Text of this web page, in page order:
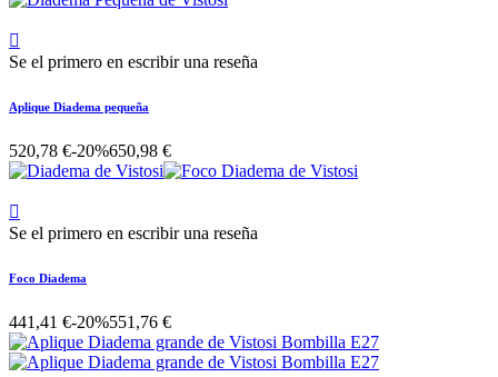

Se el primero en escribir una reseña
Aplique Diadema pequeña
520,78 €-20%650,98 €

Se el primero en escribir una reseña
Foco Diadema
441,41 €-20%551,76 €